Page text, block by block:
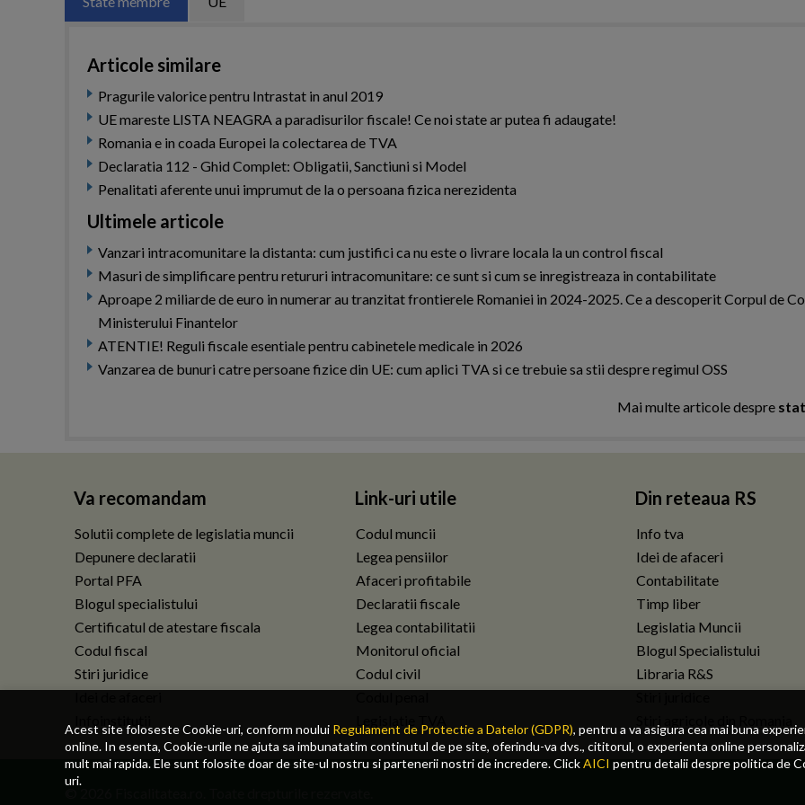
Acest site foloseste Cookie-uri, conform noului Regulament de Protectie a Datelor (GDPR), pentru a va asigura cea mai buna
online. In esenta, Cookie-urile ne ajuta sa imbunatatim continutul de pe site, oferindu-va dvs., cititorul, o experienta online
mult mai rapida. Ele sunt folosite doar de site-ul nostru si partenerii nostri de incredere. ClickAICI pentru detalii despre politica de
uri.
Articole similare
Pragurile valorice pentru Intrastat in anul 2019
UE mareste LISTA NEAGRA a paradisurilor fiscale! Ce noi state ar putea fi adaugate!
Romania e in coada Europei la colectarea de TVA
Declaratia 112 - Ghid Complet: Obligatii, Sanctiuni si Model
Penalitati aferente unui imprumut de la o persoana fizica nerezidenta
Ultimele articole
Vanzari intracomunitare la distanta: cum justifici ca nu este o livrare locala la un control fiscal
Masuri de simplificare pentru retururi intracomunitare: ce sunt si cum se inregistreaza in contabilitate
Aproape 2 miliarde de euro in numerar au tranzitat frontierele Romaniei in 2024-2025. Ce a descoperit Corpul de
Ministerului Finantelor
ATENTIE! Reguli fiscale esentiale pentru cabinetele medicale in 2026
Vanzarea de bunuri catre persoane fizice din UE: cum aplici TVA si ce trebuie sa stii despre regimul OSS
Mai multe articole despre
Va recomandam
Solutii complete de legislatia muncii
Depunere declaratii
Portal PFA
Blogul specialistului
Certificatul de atestare fiscala
Codul fiscal
Stiri juridice
Link-uri utile
Codul muncii
Legea pensiilor
Afaceri profitabile
Declaratii fiscale
Legea contabilitatii
Monitorul oficial
Codul civil
Din reteaua RS
Info tva
Idei de afaceri
Contabilitate
Timp liber
Legislatia Muncii
Blogul Specialistului
Libraria R&S